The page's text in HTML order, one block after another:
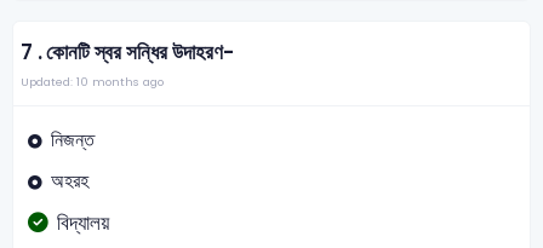
7 .কোনটি স্বর সন্ধির উদাহরণ-
Updated: 10 months ago
নিজন্ত
অহরহ
বিদ্যালয়